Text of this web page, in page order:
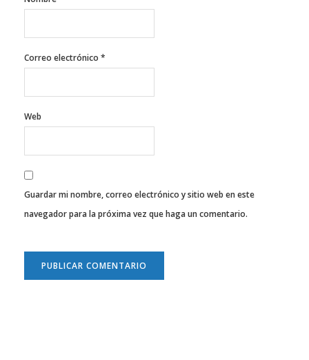
Correo electrónico *
Web
Guardar mi nombre, correo electrónico y sitio web en este
navegador para la próxima vez que haga un comentario.